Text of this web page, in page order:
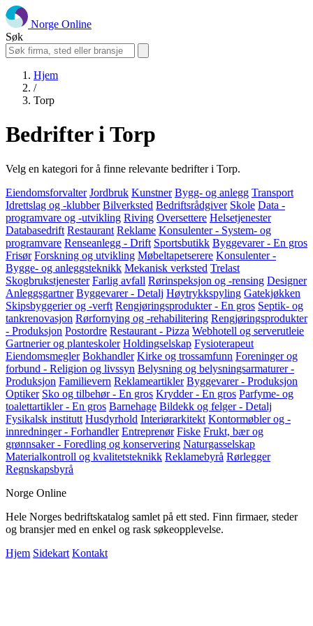
Norge Online
Søk
Hjem
/
Torp
Bedrifter i Torp
Velg en kategori for å finne relevante bedrifter i Torp.
Eiendomsforvalter Jordbruk Kunstner Bygg- og anlegg Transport
Idrettslag og -klubber Bilverksted Bedriftsrådgiver Skole Data -
programvare og -utvikling Riving Oversettere Helsetjenester
Databasedrift Restaurant Reklame Konsulenter - System- og
programvare Renseanlegg - Drift Sportsbutikk Byggevarer - En gros
Frisør Forskning og utvikling Møbeltapetserere Konsulenter -
Bygge- og anleggsteknikk Mekanisk verksted Trelast
Skogbrukstjenester Farlig avfall Rørinspeksjon og -rensing Designer
Anleggsgartner Byggevarer - Detalj Høytrykkspyling Gatekjøkken
Skipsbyggerier og -verft Rengjøringsprodukter - En gros Septik- og
tankrenovasjon Rørfornying og -rehabilitering Rengjøringsprodukter
- Produksjon Postordre Restaurant - Pizza Webhotell og serverutleie
Gartnerier og planteskoler Holdingselskap Fysioterapeut
Eiendomsmegler Bokhandler Kirke og trossamfunn Foreninger og
forbund - Religion og livssyn Belysning og belysningsarmaturer -
Produksjon Familievern Reklameartikler Byggevarer - Produksjon
Optiker Sko og tilbehør - En gros Krydder - En gros Parfyme- og
toalettartikler - En gros Barnehage Bildekk og felger - Detalj
Fysikalsk institutt Husdyrhold Interiørarkitekt Kontormøbler og -
innredninger - Forhandler Entreprenør Fiske Frukt, bær og
grønnsaker - Foredling og konservering Naturgasselskap
Materialkontroll og kvalitetsteknikk Reklamebyrå Rørlegger
Regnskapsbyrå
Norge Online
Hele Norges bedriftskatalog samlet på ett sted. Finn firmaer, steder
og bransjer med en enkel og rask søkeopplevelse.
Hjem Sidekart Kontakt